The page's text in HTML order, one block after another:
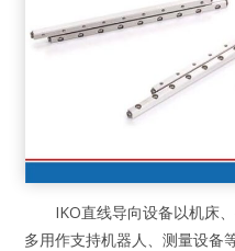
IKO直线导向设备以机床、
多用作支持机器人、测量设备